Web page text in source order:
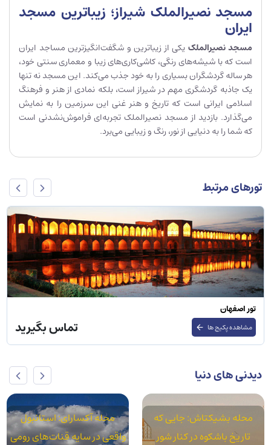
مسجد نصیرالملک شیراز؛ زیباترین مسجد
ایران
مسجد نصیرالملک یکی از زیباترین و شگفت‌انگیزترین مساجد ایران
است که با شیشه‌های رنگی، کاشی‌کاری‌های زیبا و معماری سنتی خود،
هر ساله گردشگران بسیاری را به خود جذب می‌کند. این مسجد نه تنها
یک جاذبه گردشگری مهم در شیراز است، بلکه نمادی از هنر و فرهنگ
اسلامی ایرانی است که تاریخ و هنر غنی این سرزمین را به نمایش
می‌گذارد. بازدید از مسجد نصیرالملک تجربه‌ای فراموش‌نشدنی است
که شما را به دنیایی از نور، رنگ و زیبایی می‌برد.
تورهای مرتبط
تور اصفهان
مشاهده پکیج ها تماس بگیرید
دیدنی های دنیا
محله بشیکتاش: جایی که
تاریخ باشکوه در کنار شور
محله آکسارای: استانبول
واقعی در سایه قنات‌های رومی